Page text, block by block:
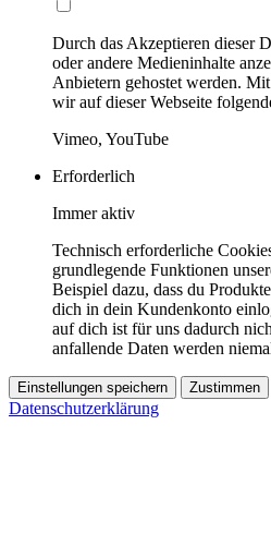
Durch das Akzeptieren dieser
oder andere Medieninhalte
Anbietern gehostet werden.
wir auf dieser Webseite
Vimeo, YouTube
Erforderlich
Immer aktiv
Technisch erforderliche
grundlegende Funktionen
Beispiel dazu, dass du
dich in dein Kundenkonto
auf dich ist für uns dadurch
anfallende Daten werden
Einstellungen speichern Zustimmen
Datenschutzerklärung